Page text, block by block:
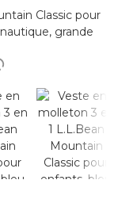
ce
produit.
Lien
page.